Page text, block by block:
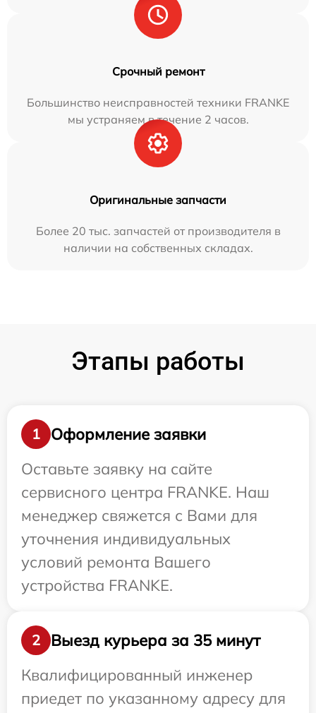
Срочный ремонт
Большинство неисправностей техники FRANKE
мы устраняем в течение 2 часов.
Оригинальные запчасти
Более 20 тыс. запчастей от производителя в
наличии на собственных складах.
Этапы работы
1
Оформление заявки
Оставьте заявку на сайте
сервисного центра FRANKE. Наш
менеджер свяжется с Вами для
уточнения индивидуальных
условий ремонта Вашего
устройства FRANKE.
2
Выезд курьера за 35 минут
Квалифицированный инженер
приедет по указанному адресу для